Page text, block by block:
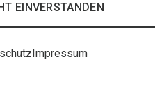
EINVERSTANDEN
Impressum